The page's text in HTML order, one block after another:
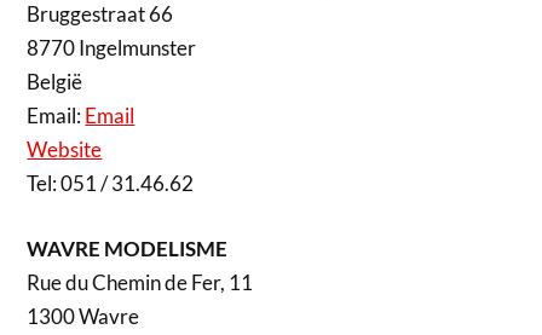
Bruggestraat 66
8770 Ingelmunster
België
Email:Email
Website
Tel: 051 / 31.46.62
WAVRE MODELISME
Rue du Chemin de Fer, 11
1300 Wavre